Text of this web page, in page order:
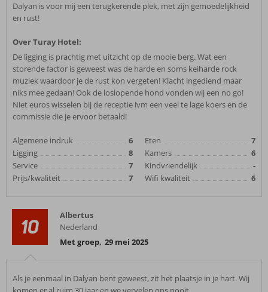
Dalyan is voor mij een terugkerende plek, met zijn gemoedelijkheid
en rust!
Over Turay Hotel:
De ligging is prachtig met uitzicht op de mooie berg. Wat een
storende factor is geweest was de harde en soms keiharde rock
muziek waardoor je de rust kon vergeten! Klacht ingediend maar
niks mee gedaan! Ook de loslopende hond vonden wij een no go!
Niet euros wisselen bij de receptie ivm een veel te lage koers en de
commissie die je ervoor betaald!
Algemene indruk
6
Ligging
8
Service
7
Prijs/kwaliteit
7
Eten
7
Kamers
6
Kindvriendelijk
-
Wifi kwaliteit
6
10
Albertus
Nederland
Met groep, 29 mei 2025
Als je eenmaal in Dalyan bent geweest, zit het plaatsje in je hart. Wij